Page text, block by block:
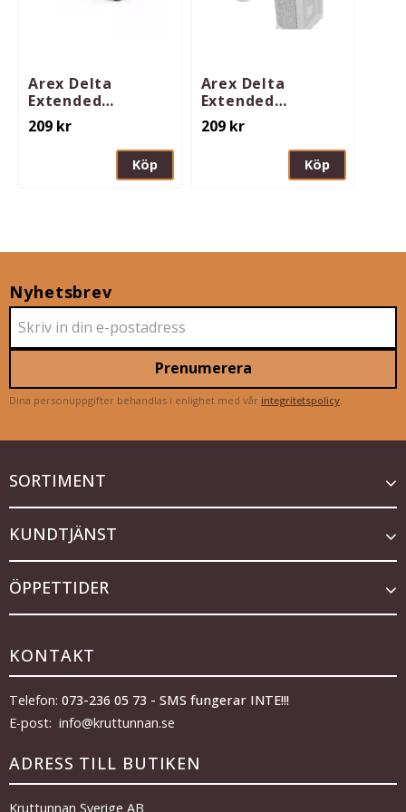
Arex Delta
Extended
Magazine
Release Button
209 kr
Köp
Arex Delta
Extended
Magazine
Release Button
Right Hand
209kr
Köp
Nyhetsbrev
Prenumerera
Dina personuppgifter behandlas i enlighet med vår integritetspolicy.
SORTIMENT
KUNDTJÄNST
ÖPPETTIDER
KONTAKT
Telefon: 073-236 05 73 - SMS fungerar INTE!!!
E-post: info@kruttunnan.se
ADRESS TILL BUTIKEN
Kruttunnan Sverige AB